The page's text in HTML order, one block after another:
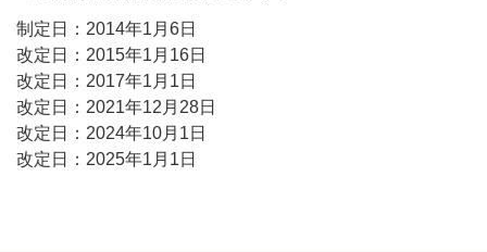
制定日：2014年1月6日
改定日：2015年1月16日
改定日：2017年1月1日
改定日：2021年12月28日
改定日：2024年10月1日
改定日：2025年1月1日